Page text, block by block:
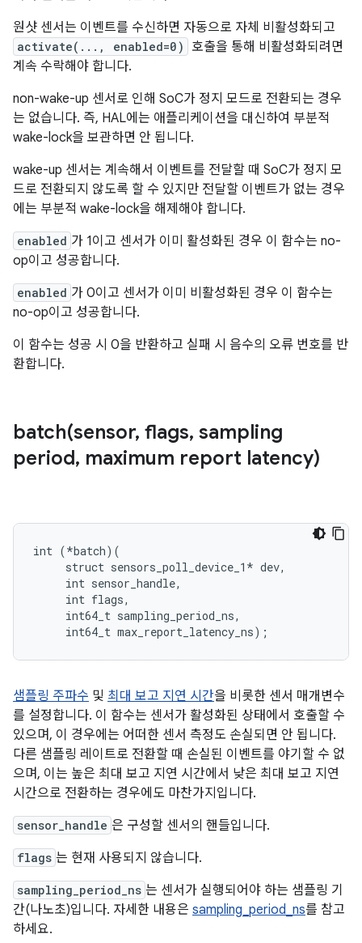
원샷 센서는 이벤트를 수신하면 자동으로 자체 비활성화되고
activate(..., enabled=0)
호출을 통해 비활성화되려면
계속 수락해야 합니다.
non-wake-up 센서로 인해 SoC가 정지 모드로 전환되는 경우
는 없습니다. 즉, HAL에는 애플리케이션을 대신하여 부분적
wake-lock을 보관하면 안 됩니다.
wake-up 센서는 계속해서 이벤트를 전달할 때 SoC가 정지 모
드로 전환되지 않도록 할 수 있지만 전달할 이벤트가 없는 경우
에는 부분적 wake-lock을 해제해야 합니다.
enabled 가 1이고 센서가 이미 활성화된 경우 이 함수는 no-
op이고 성공합니다.
enabled 가 0이고 센서가 이미 비활성화된 경우 이 함수는
no-op이고 성공합니다.
이 함수는 성공 시 0을 반환하고 실패 시 음수의 오류 번호를 반
환합니다.
batch(sensor, flags, sampling
period, maximum report latency)
int (*batch)(
     struct sensors_poll_device_1* dev,
     int sensor_handle,
     int flags,
     int64_t sampling_period_ns,
     int64_t max_report_latency_ns);
샘플링 주파수 및 최대 보고 지연 시간을 비롯한 센서 매개변수
를 설정합니다. 이 함수는 센서가 활성화된 상태에서 호출할 수
있으며, 이 경우에는 어떠한 센서 측정도 손실되면 안 됩니다.
다른 샘플링 레이트로 전환할 때 손실된 이벤트를 야기할 수 없
으며, 이는 높은 최대 보고 지연 시간에서 낮은 최대 보고 지연
시간으로 전환하는 경우에도 마찬가지입니다.
sensor_handle 은 구성할 센서의 핸들입니다.
flags 는 현재 사용되지 않습니다.
sampling_period_ns 는 센서가 실행되어야 하는 샘플링 기
간(나노초)입니다. 자세한 내용은 sampling_period_ns를 참고
하세요.